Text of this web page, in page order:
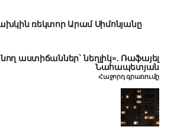
ռեկտոր Արամ Սիմոնյանը
աստիճաններ` նեղլիկ». Ռաֆայել
Նահապետյան
Հաջորդ գրառումը